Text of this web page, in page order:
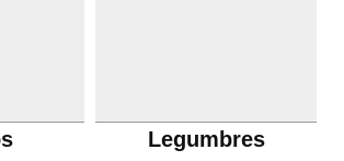
Legumbres